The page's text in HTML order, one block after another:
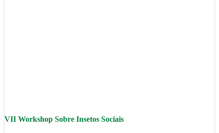
VII Workshop Sobre Insetos Sociais